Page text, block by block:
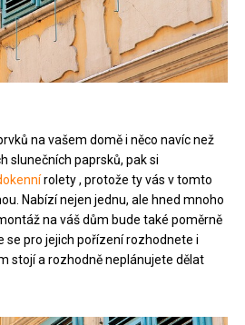
na vašem domě i něco navíc než
slunečních paprsků, pak si
rolety, protože ty vás v tomto
Nabízí nejen jednu, ale hned mnoho
na váš dům bude také poměrně
se pro jejich pořízení rozhodnete i
stojí a rozhodně neplánujete dělat